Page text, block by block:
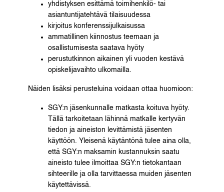
yhdistyksen esittämä toimihenkilö- tai
asiantuntijatehtävä tilaisuudessa
kirjoitus konferenssijulkaisussa
ammatillinen kiinnostus teemaan ja
osallistumisesta saatava hyöty
perustutkinnon aikainen yli vuoden kestävä
opiskelijavaihto ulkomailla.
Näiden lisäksi perusteluina voidaan ottaa huomioon:
SGY:n jäsenkunnalle matkasta koituva hyöty.
Tällä tarkoitetaan lähinnä matkalle kertyvän
tiedon ja aineiston levittämistä jäsenten
käyttöön. Yleisenä käytäntönä tulee aina olla,
että SGY:n maksamin kustannuksin saatu
aineisto tulee ilmoittaa SGY:n tietokantaan
sihteerille ja olla tarvittaessa muiden jäsenten
käytettävissä.